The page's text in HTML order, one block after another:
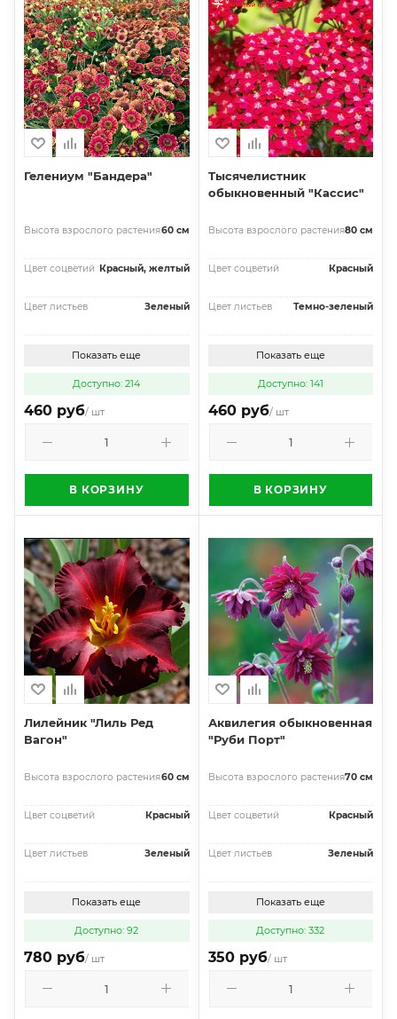
Гелениум "Бандера"
Высота взрослого растения60 см
Цвет соцветий Красный, желтый
Цвет листьев Зеленый
Показать еще
Доступно: 214
460 руб/ шт
В КОРЗИНУ
Тысячелистник
обыкновенный "Кассис"
Высота взрослого растения80 см
Цвет соцветий Красный
Цвет листьев Темно-зеленый
Показать еще
Доступно: 141
460 руб/ шт
В КОРЗИНУ
Лилейник "Лиль Ред
Вагон"
Высота взрослого растения60 см
Цвет соцветий Красный
Цвет листьев Зеленый
Показать еще
Доступно: 92
780 руб/ шт
Аквилегия обыкновенная
"Руби Порт"
Высота взрослого растения70 см
Цвет соцветий Красный
Цвет листьев Зеленый
Показать еще
Доступно: 332
350 руб/ шт